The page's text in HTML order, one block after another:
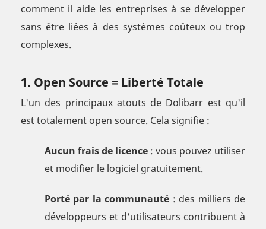
comment il aide les entreprises à se développer
sans être liées à des systèmes coûteux ou trop
complexes.
1. Open Source = Liberté Totale
L'un des principaux atouts de Dolibarr est qu'il
est totalement open source. Cela signifie :
Aucun frais de licence : vous pouvez utiliser
et modifier le logiciel gratuitement.
Porté par la communauté : des milliers de
développeurs et d'utilisateurs contribuent à